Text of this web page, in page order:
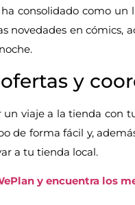
ha consolidado como un
novedades en cómics,
y
un viaje a la tienda con
de forma fácil y,
a tu tienda local.
y encuentra los